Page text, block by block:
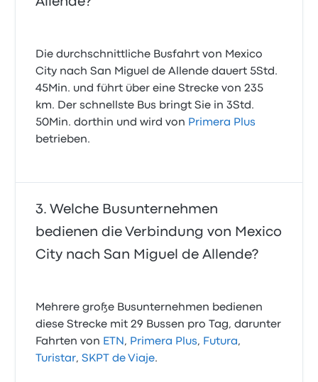
Die durchschnittliche Busfahrt von Mexico
City nach San Miguel de Allende dauert 5Std.
45Min. und führt über eine Strecke von 235
km. Der schnellste Bus bringt Sie in 3Std.
50Min. dorthin und wird von Primera Plus
betrieben.
Welche Busunternehmen
bedienen die Verbindung von Mexico
City nach San Miguel de Allende?
Mehrere große Busunternehmen bedienen
diese Strecke mit 29 Bussen pro Tag, darunter
Fahrten von ETN , Primera Plus, Futura,
Turistar,SKPT de Viaje.